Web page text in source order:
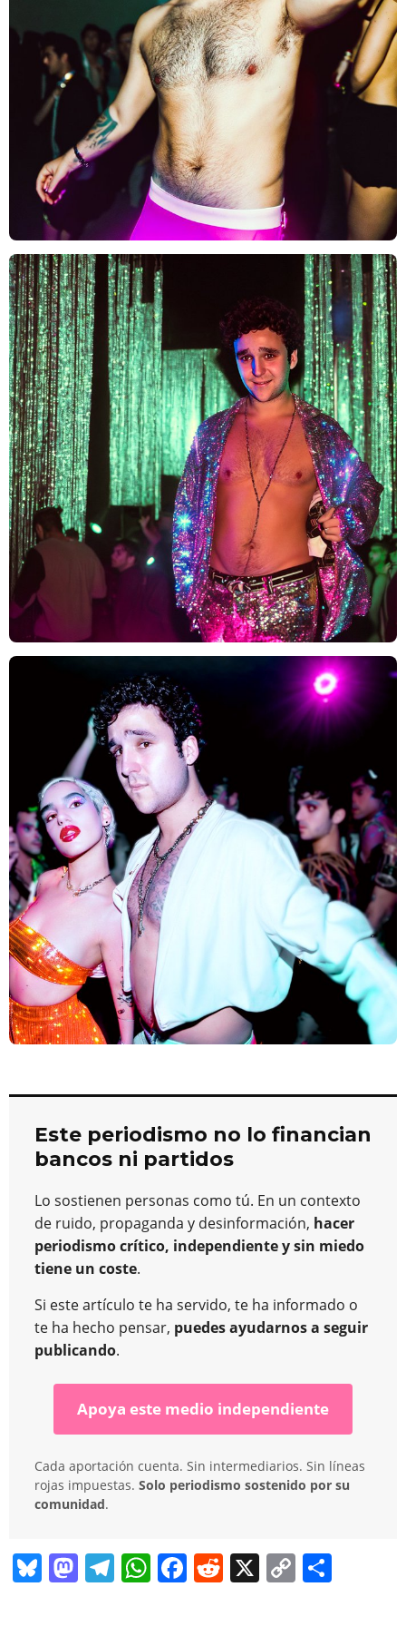
Este periodismo no lo financian
bancos ni partidos
Lo sostienen personas como tú. En un contexto
de ruido, propaganda y desinformación, hacer
periodismo crítico, independiente y sin miedo
tiene un coste.
Si este artículo te ha servido, te ha informado o
te ha hecho pensar, puedes ayudarnos a seguir
publicando.
Apoya este medio independiente
Cada aportación cuenta. Sin intermediarios. Sin líneas
rojas impuestas. Solo periodismo sostenido por su
comunidad.
Bl M T W F R X C